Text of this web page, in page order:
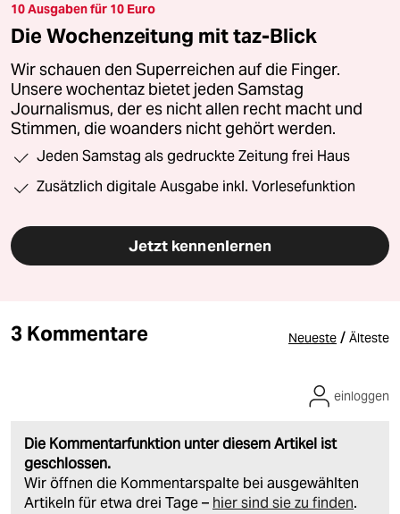
10 Ausgaben für 10 Euro
Die Wochenzeitung mit taz-Blick
Wir schauen den Superreichen auf die Finger.
Unsere wochentaz bietet jeden Samstag
Journalismus, der es nicht allen recht macht und
Stimmen, die woanders nicht gehört werden.
Jeden Samstag als gedruckte Zeitung frei Haus
Zusätzlich digitale Ausgabe inkl. Vorlesefunktion
Jetzt kennenlernen
3 Kommentare Neueste / Älteste
Die Kommentarfunktion unter diesem Artikel ist
geschlossen.
Wir öffnen die Kommentarspalte bei ausgewählten
Artikeln für etwa drei Tage – hier sind sie zu finden.
einloggen